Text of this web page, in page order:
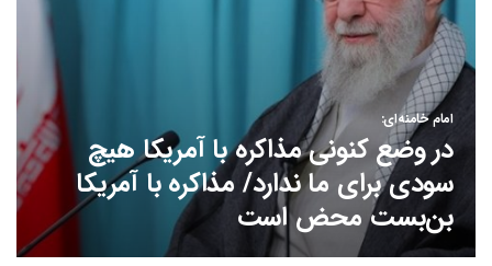
امام خامنه‌ای:
در وضع کنونی مذاکره با آمریکا هیچ
سودی برای ما ندارد/ مذاکره با آمریکا
بن‌بست محض است